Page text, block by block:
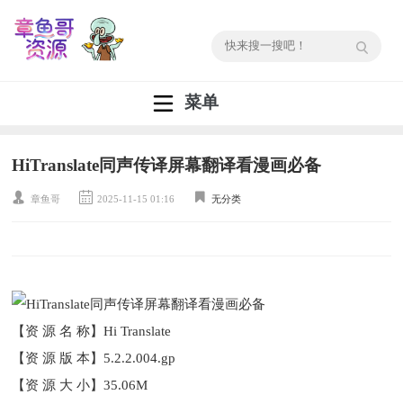
菜单
HiTranslate同声传译屏幕翻译看漫画必备
章鱼哥 2025-11-15 01:16 无分类
【资 源 名 称】Hi Translate
【资 源 版 本】5.2.2.004.gp
【资 源 大 小】35.06M